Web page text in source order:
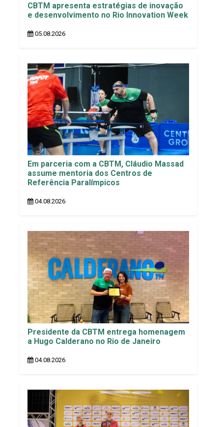
CBTM apresenta estratégias de inovação
e desenvolvimento no Rio Innovation Week
05.08.2026
Em parceria com a CBTM, Cláudio Massad
assume mentoria dos Centros de
Referência Paralímpicos
04.08.2026
Presidente da CBTM entrega homenagem
a Hugo Calderano no Rio de Janeiro
04.08.2026